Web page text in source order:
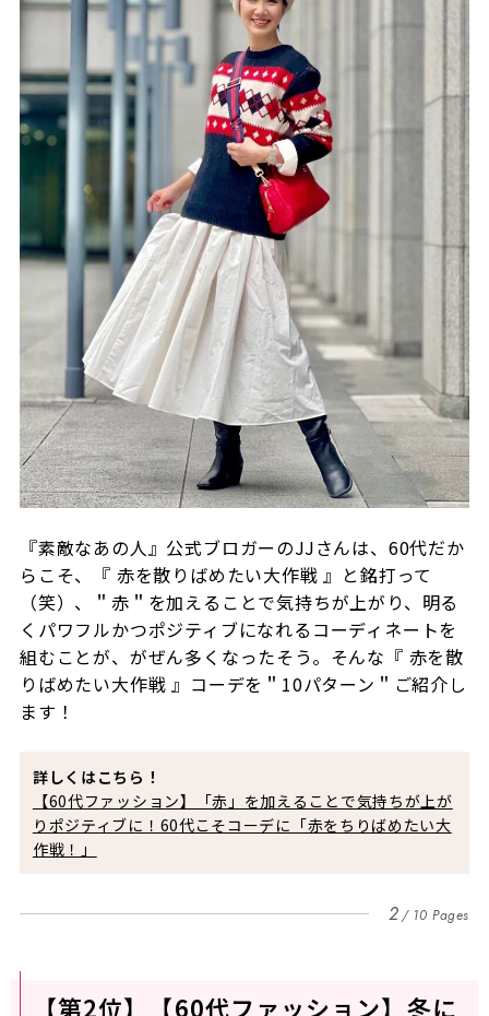
『素敵なあの人』公式ブロガーのJJさんは、60代だか
らこそ、『 赤を散りばめたい大作戦 』と銘打って
（笑）、＂赤＂を加えることで気持ちが上がり、明る
くパワフルかつポジティブになれるコーディネートを
組むことが、がぜん多くなったそう。そんな『 赤を散
りばめたい大作戦 』コーデを＂10パターン＂ご紹介し
ます！
詳しくはこちら！
【60代ファッション】「赤」を加えることで気持ちが上が
りポジティブに！60代こそコーデに「赤をちりばめたい大
作戦！」
2 10 Pages
【第2位】【60代ファッション】冬に